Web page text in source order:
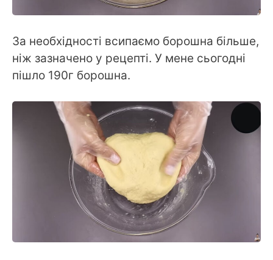
За необхідності всипаємо борошна більше,
ніж зазначено у рецепті. У мене сьогодні
пішло 190г борошна.